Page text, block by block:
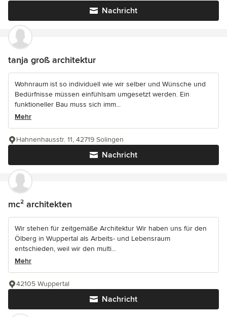
Nachricht
tanja groß architektur
Wohnraum ist so individuell wie wir selber und Wünsche und
Bedürfnisse müssen einfühlsam umgesetzt werden. Ein
funktioneller Bau muss sich imm...
Mehr
Nachricht
Hahnenhausstr. 11, 42719 Solingen
mc² architekten
Wir stehen für zeitgemäße Architektur Wir haben uns für den
Ölberg in Wuppertal als Arbeits- und Lebensraum
entschieden, weil wir den multi...
Mehr
Nachricht
42105 Wuppertal